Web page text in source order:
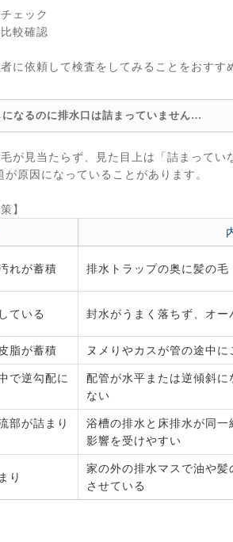
ェック
較確認
に依頼して検査をしてみることをおすす
なるのに排水口は詰まっていません…
が見当たらず、見た目上は「詰まって
原因になっていることがあります。
】
れが蓄積 排水トラップの奥に髪の
ている 封水がうまく落ちず、オー
脂が蓄積 ヌメりやカスが管の途中
で逆勾配に
配管が水平または逆傾斜
ない
部が詰まり
浴槽の排水と床排水が同
影響を受けやすい
り
家の外の排水マスで油や
させている